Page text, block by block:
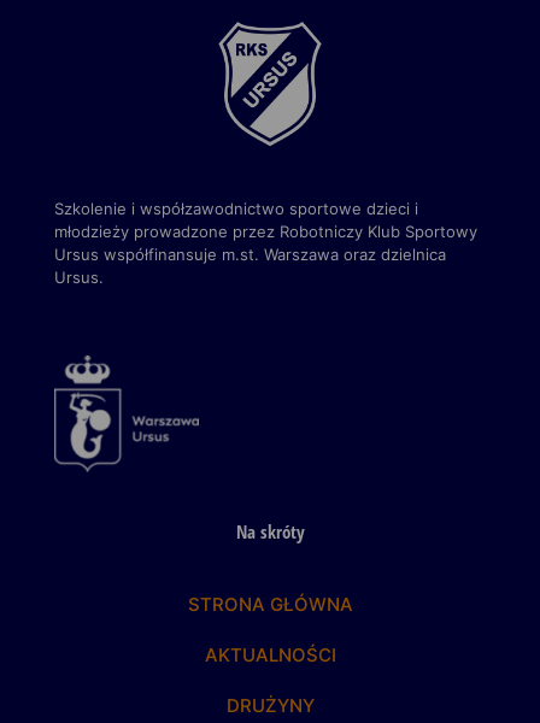
Szkolenie i współzawodnictwo sportowe dzieci i
młodzieży prowadzone przez Robotniczy Klub Sportowy
Ursus współfinansuje m.st. Warszawa oraz dzielnica
Ursus.
Na skróty
STRONA GŁÓWNA
AKTUALNOŚCI
DRUŻYNY